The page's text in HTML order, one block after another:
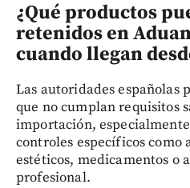
¿Qué productos
retenidos en
cuando llegan
Las autoridades españolas
que no cumplan requisitos
importación,
controles específicos como
estéticos, medicamentos o
profesional.